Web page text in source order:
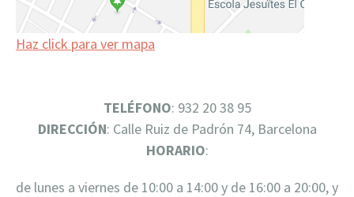
Haz click para ver mapa
TELÉFONO: 932 20 38 95
DIRECCIÓN: Calle Ruiz de Padrón 74, Barcelona
HORARIO:
de lunes a viernes de 10:00 a 14:00 y de 16:00 a 20:00, y